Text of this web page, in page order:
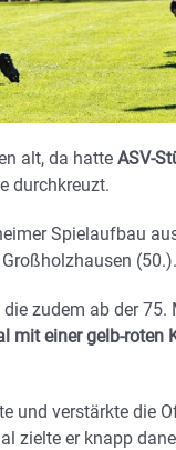
alt, da hatte ASV-
durchkreuzt.
Spielaufbau
(50.).
zudem ab der
mit einer gelb-roten
und verstärkte die
zielte er knapp